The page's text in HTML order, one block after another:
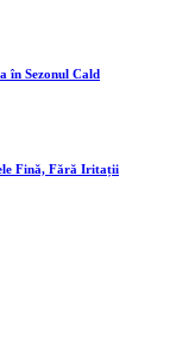
în Sezonul Cald
Fină, Fără Iritații